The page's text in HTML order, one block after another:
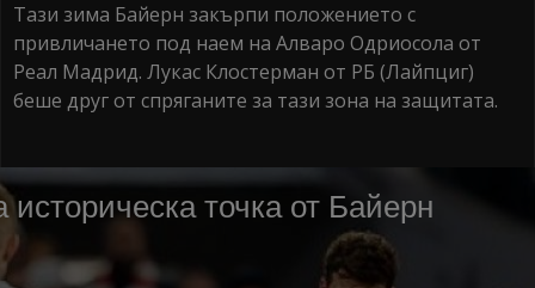
Тази зима Байерн закърпи положението с
привличането под наем на Алваро Одриосола от
Реал Мадрид. Лукас Клостерман от РБ (Лайпциг)
беше друг от спряганите за тази зона на защитата.